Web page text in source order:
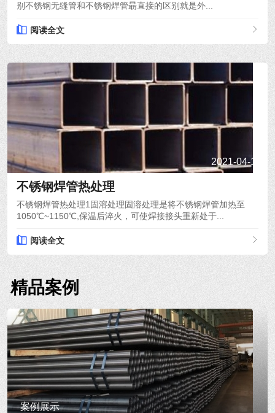
别不锈钢无缝管和不锈钢焊管朂直接的区别就是外...
阅读全文
2021-04-19
不锈钢焊管热处理
不锈钢焊管热处理1固溶处理固溶处理是将不锈钢焊管加热至
1050℃~1150℃,保温后淬火，可使焊接接头重新处于...
阅读全文
精品案例
案例展示